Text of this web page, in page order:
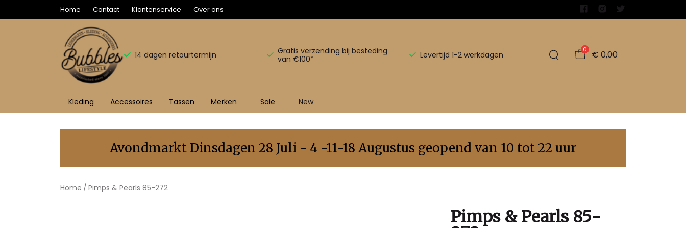
Home Contact Klantenservice Over ons
14 dagen retourtermijn
Gratis verzending bij besteding
van €100*
Levertijd 1-2 werkdagen
0 € 0,00
Kleding Accessoires Tassen Merken Sale New
Pimps
Pearls
Avondmarkt Dinsdagen 28 Juli - 4 -11-18 Augustus geopend van 10 tot 22 uur
Home Pimps & Pearls 85-272
Pimps & Pearls 85-